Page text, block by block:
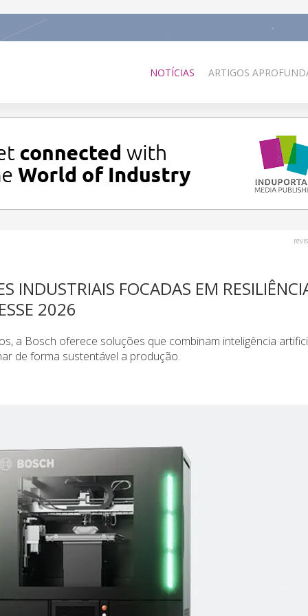
NOTÍCIAS ARTIGOS
INDUSTRIAIS FOCADAS EM
2026
a Bosch oferece soluções que combinam inteligência
de forma sustentável a produção.